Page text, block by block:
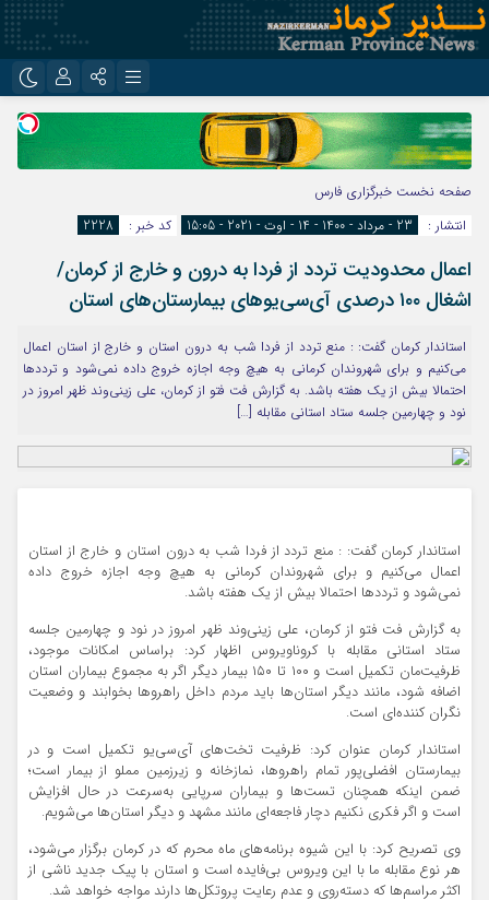
اینستاگرام
تلگرام
روبیکا
ایتا
نام کاربری یا نشانی ایمیل
رمز عبور
مرا به خاطر بسپار
صفحه نخست خبرگزاری فارس
انتشار :
23 - مرداد - 1400 - 14 - اوت - 2021 - 15:05 کد خبر : 2228
اعمال محدودیت تردد از فردا به درون و خارج از کرمان/
اشغال ۱۰۰ درصدی آی‌سی‌یوهای بیمارستان‌های استان
استاندار کرمان گفت: : منع تردد از فردا شب به درون استان و خارج از استان اعمال
می‌کنیم و برای شهروندان کرمانی به هیچ وجه اجازه خروج داده نمی‌شود و ترددها
احتمالا بیش از یک هفته باشد. به گزارش فت فتو از کرمان، علی زینی‌وند ظهر امروز در
نود و چهارمین جلسه ستاد استانی مقابله […]
استاندار کرمان گفت: : منع تردد از فردا شب به درون استان و خارج از استان
اعمال می‌کنیم و برای شهروندان کرمانی به هیچ وجه اجازه خروج داده
نمی‌شود و ترددها احتمالا بیش از یک هفته باشد.
به گزارش فت فتو از کرمان، علی زینی‌وند ظهر امروز در نود و چهارمین جلسه
ستاد استانی مقابله با کروناویروس اظهار کرد: براساس امکانات موجود،
ظرفیت‌مان تکمیل است و ۱۰۰ تا ۱۵۰ بیمار دیگر اگر به مجموع بیماران استان
اضافه شود، مانند دیگر استان‌ها باید مردم داخل راهروها بخوابند و وضعیت
نگران کننده‌ای است.
استاندار کرمان عنوان کرد: ظرفیت تخت‌های آی‌سی‌یو تکمیل است و در
بیمارستان افضلی‌پور تمام راهروها، نمازخانه و زیرزمین مملو از بیمار است؛
ضمن اینکه همچنان تست‌ها و بیماران سرپایی به‌سرعت در حال افزایش
است و اگر فکری نکنیم دچار فاجعه‌ای مانند مشهد و دیگر استان‌ها می‌شویم.
وی تصریح کرد: با این شیوه برنامه‌های ماه محرم که در کرمان برگزار می‌شود،
هر نوع مقابله ما با این ویروس بی‌فایده است و استان با پیک جدید ناشی از
اکثر مراسم‌ها که دسته‌روی و عدم رعایت پروتکل‌ها دارند مواجه خواهد شد.